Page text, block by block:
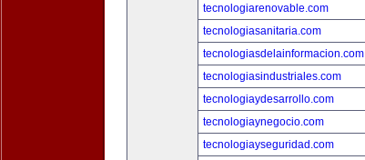
tecnologiarenovable.com
tecnologiasanitaria.com
tecnologiasdelainformacion.com
tecnologiasindustriales.com
tecnologiaydesarrollo.com
tecnologiaynegocio.com
tecnologiayseguridad.com